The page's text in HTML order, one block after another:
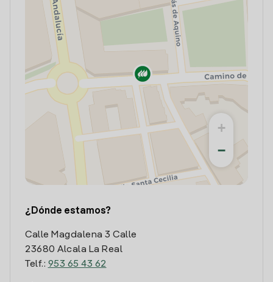
+
−
¿Dónde estamos?
Calle Magdalena 3 Calle
23680 Alcala La Real
Telf.: 953 65 43 62